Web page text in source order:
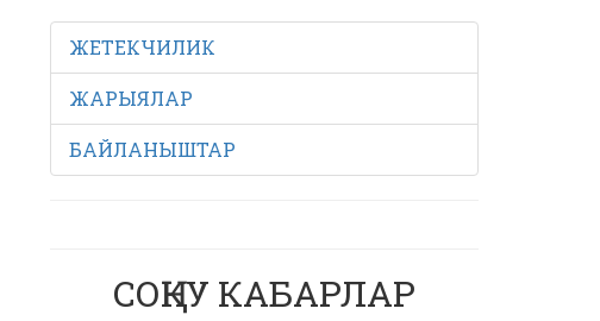
ЖЕТЕКЧИЛИК
ЖАРЫЯЛАР
БАЙЛАНЫШТАР
СОҢКУ КАБАРЛАР